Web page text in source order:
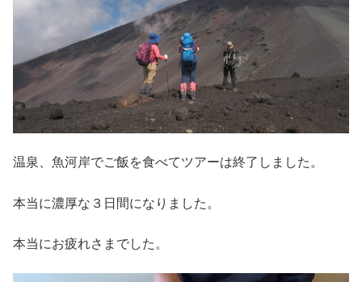
温泉、魚河岸でご飯を食べてツアーは終了しました。
本当に濃厚な３日間になりました。
本当にお疲れさまでした。